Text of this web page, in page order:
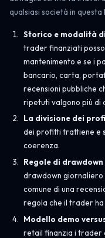
qualsiasi società in
Storico e modalità
trader finanziati
mantenimento e se i
bancario, carta,
recensioni pubbliche
ripetuti valgono più di
La divisione dei
dei profitti trattiene e
coerenza.
Regole di
drawdown giornaliero
comune di una
regola che il trader
Modello demo
retail finanzia i trader